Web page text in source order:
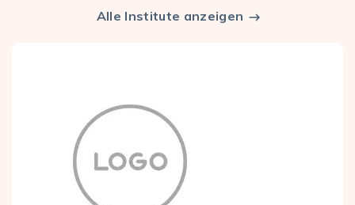
Alle Institute anzeigen